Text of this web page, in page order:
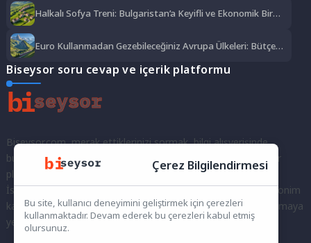
Halkalı Sofya Treni: Bulgaristan’a Keyifli ve Ekonomik Bir
Euro Kullanmadan Gezebileceğiniz Avrupa Ülkeleri: Bütçe
Biseysor soru cevap ve içerik platformu
Biseysor.com, merak ettiklerinizi sormak, bilgi alışverişinde
bulunmak ve fikirlerinizi paylaşmak için bir araya geldiğimiz bir
platformdur.
İster kayıtlı bir kullanıcı olarak topluluğumuza katılın, ister anonim
kalarak sorularınızı yöneltin; burada her türlü soruya ve tartışmaya
yer var. Bilgiyi keşfetmek ve paylaşmak için bize katılın!
Çerez Bilgilendirmesi
Bu site, kullanıcı deneyimini geliştirmek için çerezleri
kullanmaktadır. Devam ederek bu çerezleri kabul etmiş
olursunuz.